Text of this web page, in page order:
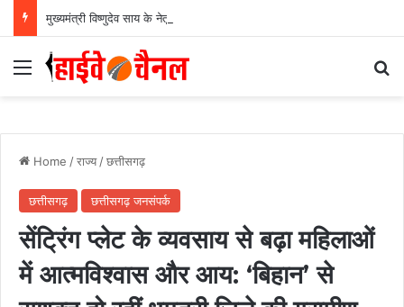
Menu
Home /राज्य /छत्तीसगढ़
छत्तीसगढ़ छत्तीसगढ़ जनसंपर्क
सेंट्रिंग प्लेट के व्यवसाय से बढ़ा महिलाओं
में आत्मविश्वास और आय: ‘बिहान’ से